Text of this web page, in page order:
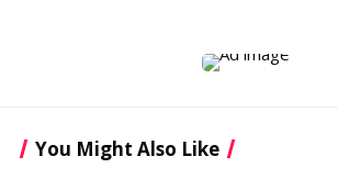
You Might Also Like